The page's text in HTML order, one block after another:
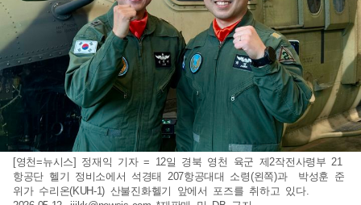
[영천=뉴시스] 정재익 기자 = 12일 경북 영천 육군 제2작전사령부 21
항공단 헬기 정비소에서 석경태 207항공대대 소령(왼쪽)과 박성훈 준
위가 수리온(KUH-1) 산불진화헬기 앞에서 포즈를 취하고 있다.